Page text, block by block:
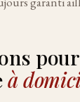
à